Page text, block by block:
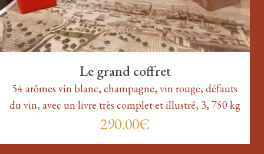
Le grand coffret
54 arômes vin blanc, champagne, vin rouge, défauts
du vin, avec un livre très complet et illustré, 3, 750 kg
290.00€